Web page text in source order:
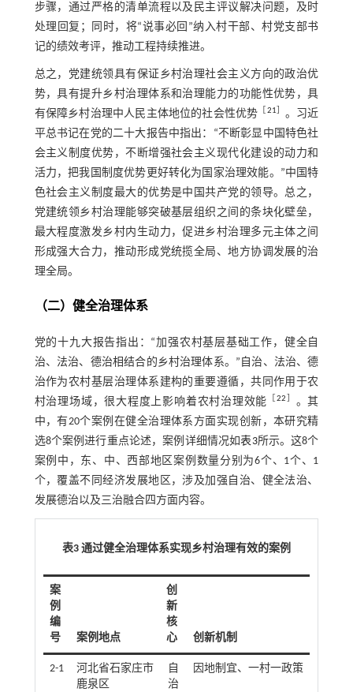
步骤，通过严格的清单流程以及民主评议解决问题，及时
处理回复；同时，将“说事必回”纳入村干部、村党支部书
记的绩效考评，推动工程持续推进。
总之，党建统领具有保证乡村治理社会主义方向的政治优
势，具有提升乡村治理体系和治理能力的功能性优势，具
有保障乡村治理中人民主体地位的社会性优势
21
。习近
平总书记在党的二十大报告中指出：“不断彰显中国特色社
会主义制度优势，不断增强社会主义现代化建设的动力和
活力，把我国制度优势更好转化为国家治理效能。”中国特
色社会主义制度最大的优势是中国共产党的领导。总之，
党建统领乡村治理能够突破基层组织之间的条块化壁垒，
最大程度激发乡村内生动力，促进乡村治理多元主体之间
形成强大合力，推动形成党统揽全局、地方协调发展的治
理全局。
（二）健全治理体系
党的十九大报告指出：“加强农村基层基础工作，健全自
治、法治、德治相结合的乡村治理体系。”自治、法治、德
治作为农村基层治理体系建构的重要遵循，共同作用于农
村治理场域，很大程度上影响着农村治理效能
［22
。其
中，有20个案例在健全治理体系方面实现创新，本研究精
选8个案例进行重点论述，案例详细情况如表3所示。这8个
案例中，东、中、西部地区案例数量分别为6个、1个、1
个，覆盖不同经济发展地区，涉及加强自治、健全法治、
发展德治以及三治融合四方面内容。
表3 通过健全治理体系实现乡村治理有效的案例
案
例
编
号
案例地点
创
新
核
心
创新机制
2-1
河北省石家庄市
鹿泉区
自
治
因地制宜、一村一政策